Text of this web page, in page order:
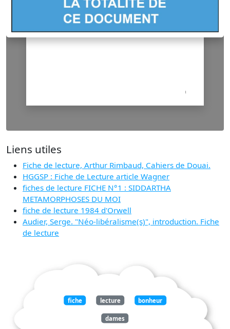
Liens utiles
Fiche de lecture, Arthur Rimbaud, Cahiers de Douai.
HGGSP : Fiche de Lecture article Wagner
fiches de lecture FICHE N°1 : SIDDARTHA
METAMORPHOSES DU MOI
fiche de lecture 1984 d'Orwell
Audier, Serge. "Néo-libéralisme(s)", introduction. Fiche
de lecture
fiche lecture bonheur
dames